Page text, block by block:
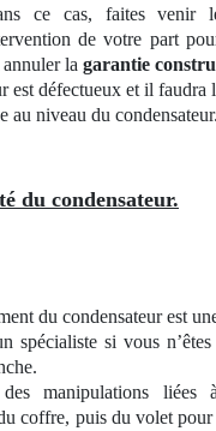
ce cas, faites venir
de votre part
la garantie
est défectueux et il faudra
au niveau du condensateur.
du condensateur.
du condensateur est
spécialiste si vous
des manipulations liées
coffre, puis du volet pour